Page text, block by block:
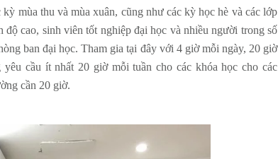
mùa thu và mùa xuân, cũng như các kỳ học hè và các lớp
độ cao, sinh viên tốt nghiệp đại học và nhiều người trong số
ban đại học. Tham gia tại đây với 4 giờ mỗi ngày, 20 giờ
cầu ít nhất 20 giờ mỗi tuần cho các khóa học cho các
cần 20 giờ.